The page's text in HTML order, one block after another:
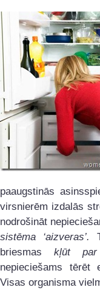
paaugstinās
virsnierēm izdalās
nodrošināt
sistēma ‘aizveras’.
briesmas kļūt par
nepieciešams tērēt
Visas organisma